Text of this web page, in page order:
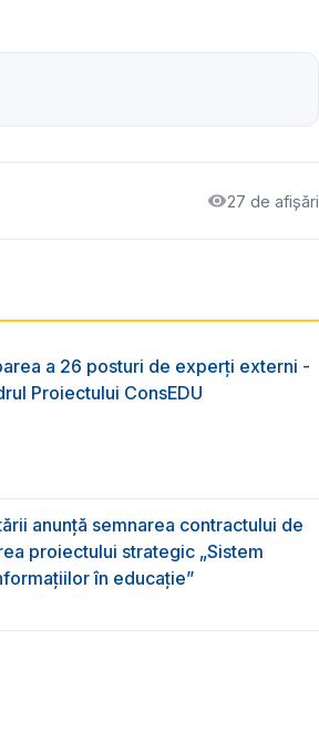
27 de afișări
a 26 posturi de experți externi -
Proiectului ConsEDU
anunță semnarea contractului de
proiectului strategic „Sistem
în educație”